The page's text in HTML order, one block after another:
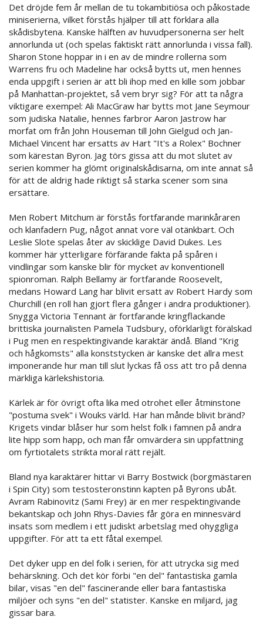
Det dröjde fem år mellan de tu tokambitiösa och påkostade
miniserierna, vilket förstås hjälper till att förklara alla
skådisbytena. Kanske hälften av huvudpersonerna ser helt
annorlunda ut (och spelas faktiskt rätt annorlunda i vissa fall).
Sharon Stone hoppar in i en av de mindre rollerna som
Warrens fru och Madeline har också bytts ut, men hennes
enda uppgift i serien är att bli ihop med en kille som jobbar
på Manhattan-projektet, så vem bryr sig? För att ta några
viktigare exempel: Ali MacGraw har bytts mot Jane Seymour
som judiska Natalie, hennes farbror Aaron Jastrow har
morfat om från John Houseman till John Gielgud och Jan-
Michael Vincent har ersatts av Hart "It's a Rolex" Bochner
som kärestan Byron. Jag törs gissa att du mot slutet av
serien kommer ha glömt originalskådisarna, om inte annat så
för att de aldrig hade riktigt så starka scener som sina
ersättare.
Men Robert Mitchum är förstås fortfarande marinkåraren
och klanfadern Pug, något annat vore väl otänkbart. Och
Leslie Slote spelas åter av skicklige David Dukes. Les
kommer här ytterligare förfärande fakta på spåren i
vindlingar som kanske blir för mycket av konventionell
spionroman. Ralph Bellamy är fortfarande Roosevelt,
medans Howard Lang har blivit ersatt av Robert Hardy som
Churchill (en roll han gjort flera gånger i andra produktioner).
Snygga Victoria Tennant är fortfarande kringflackande
brittiska journalisten Pamela Tudsbury, oförklarligt förälskad
i Pug men en respektingivande karaktär ändå. Bland "Krig
och hågkomsts" alla konststycken är kanske det allra mest
imponerande hur man till slut lyckas få oss att tro på denna
märkliga kärlekshistoria.
Kärlek är för övrigt ofta lika med otrohet eller åtminstone
"postuma svek" i Wouks värld. Har han månde blivit bränd?
Krigets vindar blåser hur som helst folk i famnen på andra
lite hipp som happ, och man får omvärdera sin uppfattning
om fyrtiotalets strikta moral rätt rejält.
Bland nya karaktärer hittar vi Barry Bostwick (borgmästaren
i Spin City) som testosteronstinn kapten på Byrons ubåt.
Avram Rabinovitz (Sami Frey) är en mer respektingivande
bekantskap och John Rhys-Davies får göra en minnesvärd
insats som medlem i ett judiskt arbetslag med ohyggliga
uppgifter. För att ta ett fåtal exempel.
Det dyker upp en del folk i serien, för att utrycka sig med
behärskning. Och det kör förbi "en del" fantastiska gamla
bilar, visas "en del" fascinerande eller bara fantastiska
miljöer och syns "en del" statister. Kanske en miljard, jag
gissar bara.